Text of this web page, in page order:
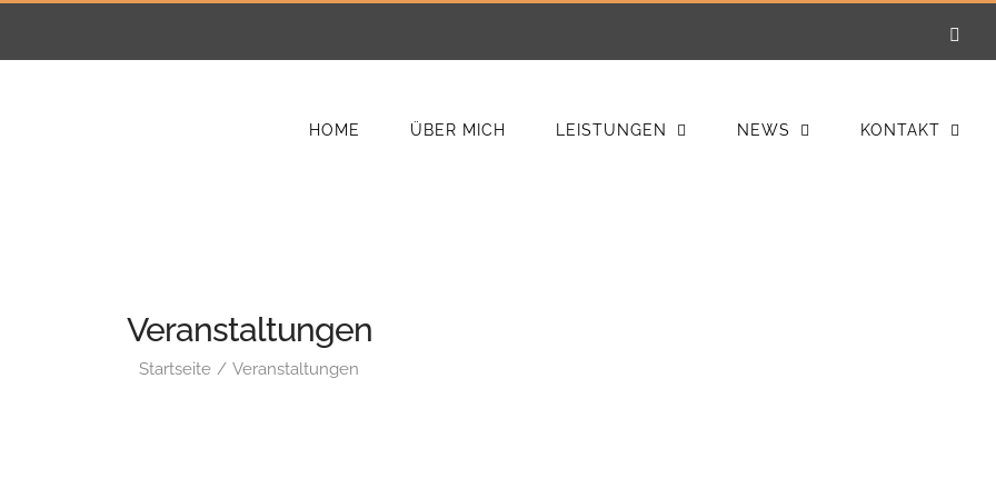
HOME ÜBER MICH LEISTUNGEN NEWS KONTAKT
Veranstaltungen
Startseite Veranstaltungen